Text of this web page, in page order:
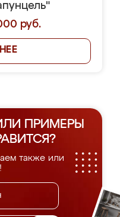
руб.
ПРИМЕРЫ
также или